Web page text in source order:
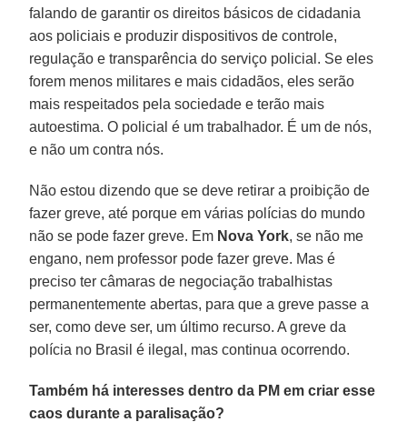
falando de garantir os direitos básicos de cidadania
aos policiais e produzir dispositivos de controle,
regulação e transparência do serviço policial. Se eles
forem menos militares e mais cidadãos, eles serão
mais respeitados pela sociedade e terão mais
autoestima. O policial é um trabalhador. É um de nós,
e não um contra nós.
Não estou dizendo que se deve retirar a proibição de
fazer greve, até porque em várias polícias do mundo
não se pode fazer greve. Em Nova York, se não me
engano, nem professor pode fazer greve. Mas é
preciso ter câmaras de negociação trabalhistas
permanentemente abertas, para que a greve passe a
ser, como deve ser, um último recurso. A greve da
polícia no Brasil é ilegal, mas continua ocorrendo.
Também há interesses dentro da PM em criar esse
caos durante a paralisação?